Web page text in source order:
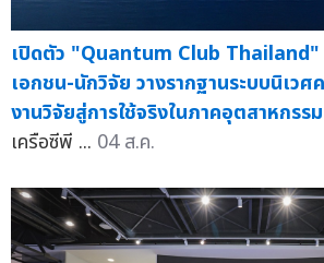
เปิดตัว "Quantum Club
เอกชน-นักวิจัย วางรากฐานระบบนิเว
งานวิจัยสู่การใช้จริงในภาคอุตสาหกรรม
เครือซีพี ... 04 ส.ค.